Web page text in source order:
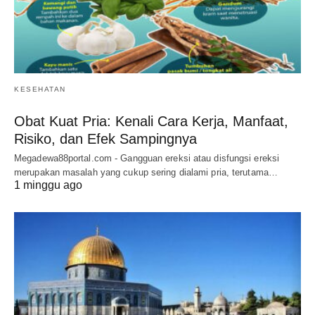
KESEHATAN
Obat Kuat Pria: Kenali Cara Kerja, Manfaat,
Risiko, dan Efek Sampingnya
Megadewa88portal.com - Gangguan ereksi atau disfungsi ereksi
merupakan masalah yang cukup sering dialami pria, terutama…
1 minggu ago